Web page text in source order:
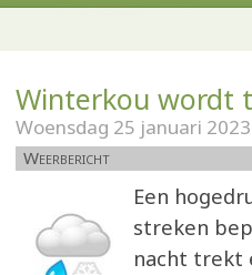
Winterkou wordt
Woensdag 25 januari 2023
Weerbericht
Een
streken
nacht trekt